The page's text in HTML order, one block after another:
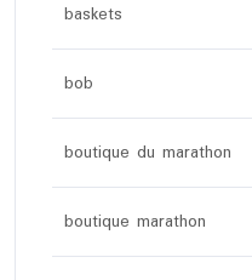
baskets
bob
boutique du marathon
boutique marathon